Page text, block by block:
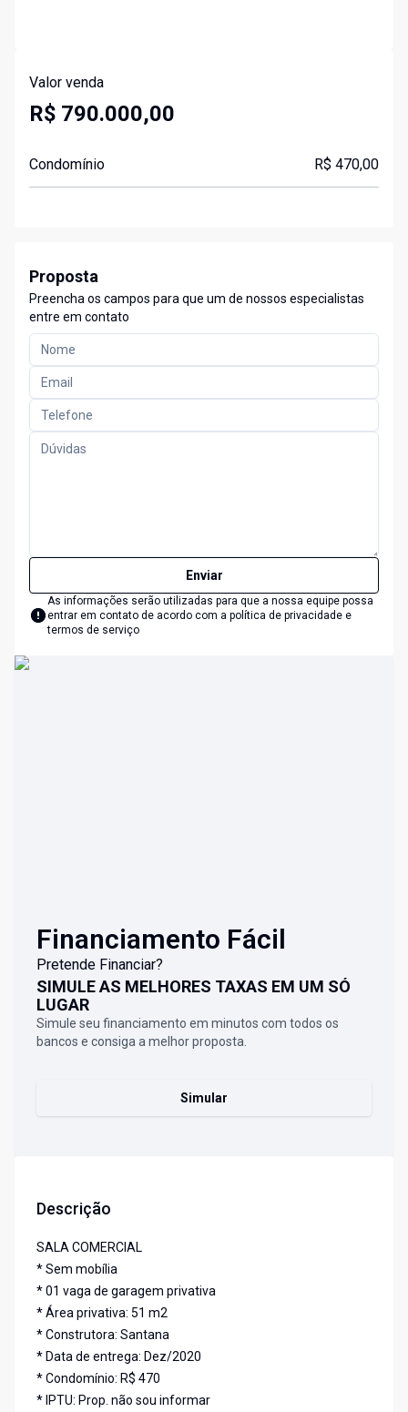
Valor venda
R$ 790.000,00
Condomínio R$ 470,00
Proposta
Preencha os campos para que um de nossos especialistas
entre em contato
Enviar
As informações serão utilizadas para que a nossa equipe possa
entrar em contato de acordo com a política de privacidade e
termos de serviço
Financiamento Fácil
Pretende Financiar?
SIMULE AS MELHORES TAXAS EM UM SÓ
LUGAR
Simule seu financiamento em minutos com todos os
bancos e consiga a melhor proposta.
Simular
Descrição
SALA COMERCIAL
* Sem mobília
* 01 vaga de garagem privativa
* Área privativa: 51 m2
* Construtora: Santana
* Data de entrega: Dez/2020
* Condomínio: R$ 470
* IPTU: Prop. não sou informar